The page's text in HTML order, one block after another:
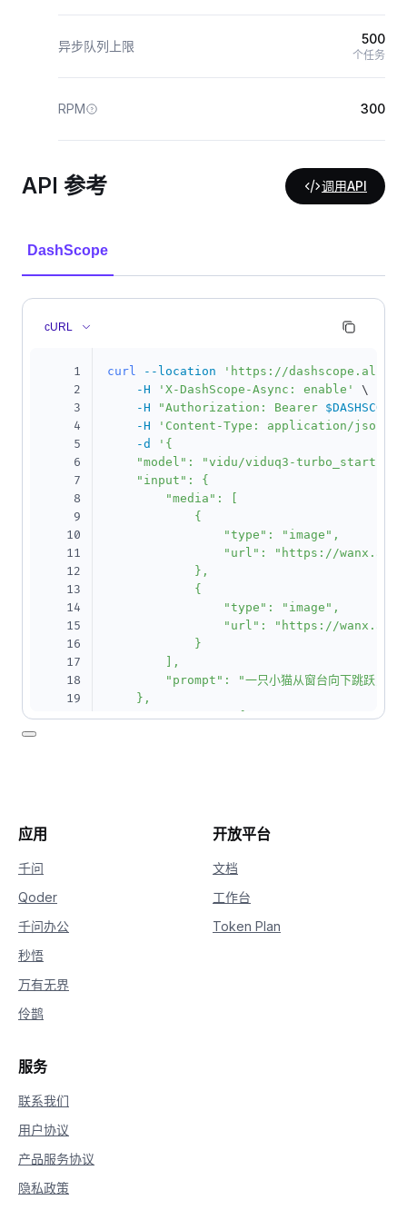
异步队列上限 500
个任务
RPM 300
API 参考 调用API
DashScope
cURL
1
2
3
4
5
6
7
8
9
10
11
12
13
14
15
16
17
18
19
20
curl --location
'https://
-H
'X-DashScope-Async: enable'
\
-H
"Authorization: Bearer
-H
'Content-Type: application/json'
-d
'{
"model": "vidu/viduq3-turbo_start-
    "input": {
        "media": [
            {
                "type": "image",
"url": "https://
            },
            {
                "type": "image",
"url": "https://
            }
        ],
"prompt": "一只小猫从窗台向下跳跃，轻
    },
    "parameters": {
应用
千问
Qoder
千问办公
秒悟
万有无界
伶鹊
开放平台
文档
工作台
Token Plan
服务
联系我们
用户协议
产品服务协议
隐私政策